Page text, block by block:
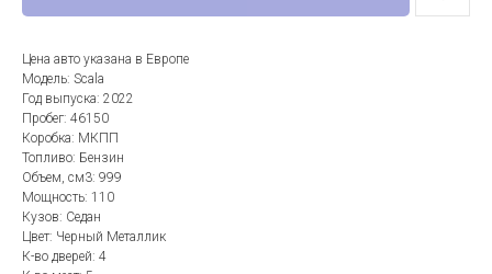
Цена авто указана в Европе
Модель: Scala
Год выпуска: 2022
Пробег: 46150
Коробка: МКПП
Топливо: Бензин
Объем, см3: 999
Мощность: 110
Кузов: Седан
Цвет: Черный Металлик
К-во дверей: 4